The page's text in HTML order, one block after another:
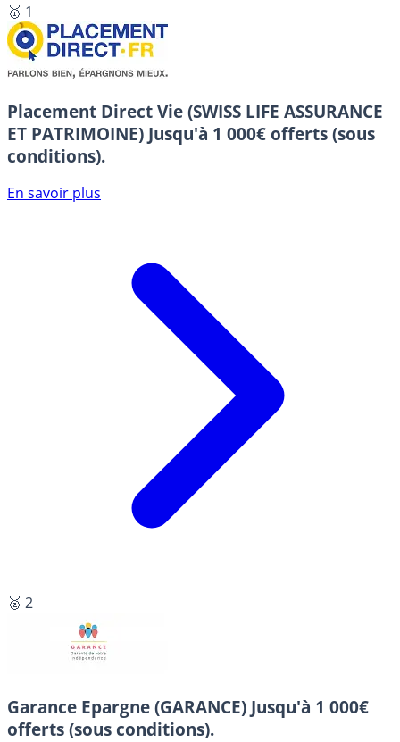
🥇 1
Placement Direct Vie (SWISS LIFE ASSURANCE
ET PATRIMOINE) Jusqu'à 1 000€ offerts (sous
conditions).
En savoir plus
🥈 2
Garance Epargne (GARANCE) Jusqu'à 1 000€
offerts (sous conditions).